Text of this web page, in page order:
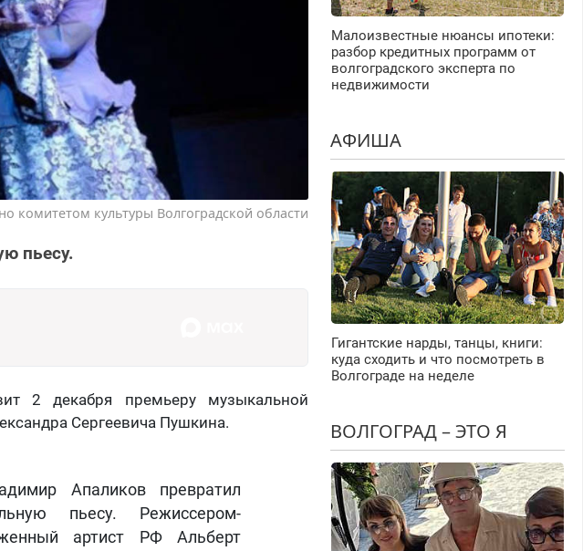
комитетом культуры Волгоградской области
пьесу.
2 декабря премьеру музыкальной
Сергеевича Пушкина.
Апаликов превратил
пьесу. Режиссером-
артист РФ Альберт
Малоизвестные нюансы ипотеки:
разбор кредитных программ от
волгоградского эксперта по
недвижимости
АФИША
Гигантские нарды, танцы, книги:
куда сходить и что посмотреть в
Волгограде на неделе
ВОЛГОГРАД – ЭТО Я